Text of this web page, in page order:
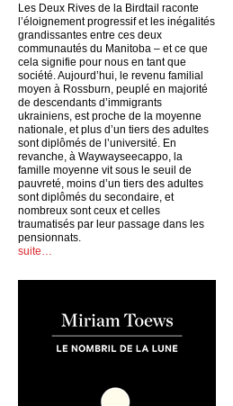
Les Deux Rives de la Birdtail raconte
l’éloignement progressif et les inégalités
grandissantes entre ces deux
communautés du Manitoba – et ce que
cela signifie pour nous en tant que
société. Aujourd’hui, le revenu familial
moyen à Rossburn, peuplé en majorité
de descendants d’immigrants
ukrainiens, est proche de la moyenne
nationale, et plus d’un tiers des adultes
sont diplômés de l’université. En
revanche, à Waywayseecappo, la
famille moyenne vit sous le seuil de
pauvreté, moins d’un tiers des adultes
sont diplômés du secondaire, et
nombreux sont ceux et celles
traumatisés par leur passage dans les
pensionnats.
suite…